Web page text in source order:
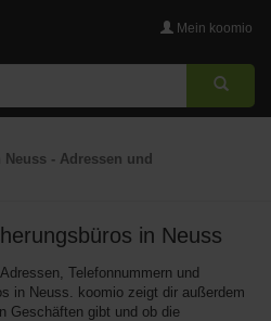
Mein koomio
- Adressen und
in Neuss
Telefonnummern und
in Neuss. koomio zeigt dir außerdem
Geschäften gibt und ob die